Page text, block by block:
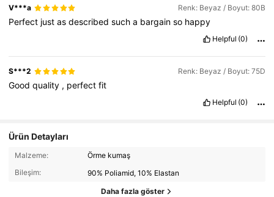
V***a Renk: Beyaz / Boyut: 80B
Perfect justasdescribedsucha bargainso happy
Helpful (0)
S***2 Renk: Beyaz / Boyut: 75D
Goodquality , perfectfit
Helpful (0)
Ürün Detayları
Malzeme:
Örme kumaş
Bileşim:
90% Poliamid, 10% Elastan
Daha fazla göster